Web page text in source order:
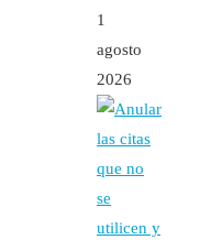
1
agosto
2026